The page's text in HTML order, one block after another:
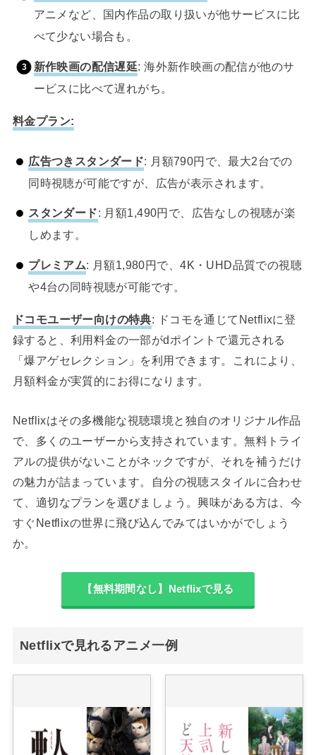
アニメなど、国内作品の取り扱いが他サービスに比
べて少ない場合も。
新作映画の配信遅延: 海外新作映画の配信が他のサ
ービスに比べて遅れがち。
料金プラン:
広告つきスタンダード: 月額790円で、最大2台での
同時視聴が可能ですが、広告が表示されます。
スタンダード: 月額1,490円で、広告なしの視聴が楽
しめます。
プレミアム: 月額1,980円で、4K・UHD品質での視聴
や4台の同時視聴が可能です。
ドコモユーザー向けの特典: ドコモを通じてNetflixに登
録すると、利用料金の一部がdポイントで還元される
「爆アゲセレクション」を利用できます。これにより、
月額料金が実質的にお得になります。
Netflixはその多機能な視聴環境と独自のオリジナル作品
で、多くのユーザーから支持されています。無料トライ
アルの提供がないことがネックですが、それを補うだけ
の魅力が詰まっています。自分の視聴スタイルに合わせ
て、適切なプランを選びましょう。興味がある方は、今
すぐNetflixの世界に飛び込んでみてはいかがでしょう
か。
【無料期間なし】Netflixで見る
Netflixで見れるアニメ一例